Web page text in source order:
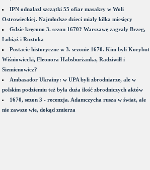
IPN odnalazł szczątki 55 ofiar masakry w Woli
Ostrowieckiej. Najmłodsze dzieci miały kilka miesięcy
Gdzie kręcono 3. sezon 1670? Warszawę zagrały Brzeg,
Lubiąż i Roztoka
Postacie historyczne w 3. sezonie 1670. Kim byli Korybut
Wiśniowiecki, Eleonora Habsburżanka, Radziwiłł i
Siemienowicz?
Ambasador Ukrainy: w UPA byli zbrodniarze, ale w
polskim podziemiu też była duża ilość zbrodniczych aktów
1670, sezon 3 - recenzja. Adamczycha rusza w świat, ale
nie zawsze wie, dokąd zmierza